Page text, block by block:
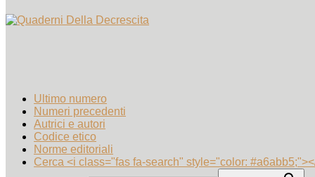
Ultimo numero
Numeri precedenti
Autrici e autori
Codice etico
Norme editoriali
Cerca <i class="fas fa-search" style="color: